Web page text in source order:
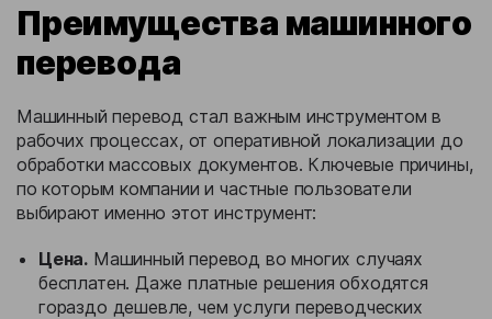
Преимущества машинного
перевода
Машинный перевод стал важным инструментом в
рабочих процессах, от оперативной локализации до
обработки массовых документов. Ключевые причины,
по которым компании и частные пользователи
выбирают именно этот инструмент:
Цена. Машинный перевод во многих случаях
бесплатен. Даже платные решения обходятся
гораздо дешевле, чем услуги переводческих